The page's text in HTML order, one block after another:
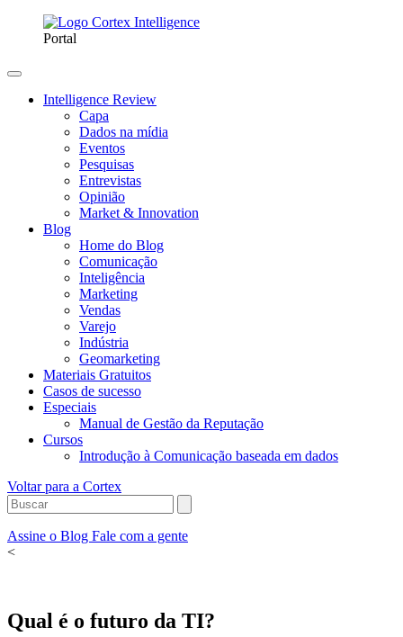
Portal
Intelligence Review
Capa
Dados na mídia
Eventos
Pesquisas
Entrevistas
Opinião
Market & Innovation
Blog
Home do Blog
Comunicação
Inteligência
Marketing
Vendas
Varejo
Indústria
Geomarketing
Materiais Gratuitos
Casos de sucesso
Especiais
Manual de Gestão da Reputação
Cursos
Introdução à Comunicação baseada em dados
Voltar para a Cortex
Assine o Blog Fale com a gente
<
Qual é o futuro da TI?